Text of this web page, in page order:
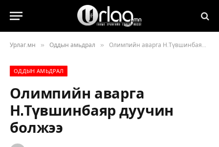
Урлаг.мн » Оддын амьдрал » Олимпийн аварга Н.Түвшинбаяр дуучин болжээ
ОДДЫН АМЬДРАЛ
Олимпийн аварга
Н.Түвшинбаяр дуучин
болжээ